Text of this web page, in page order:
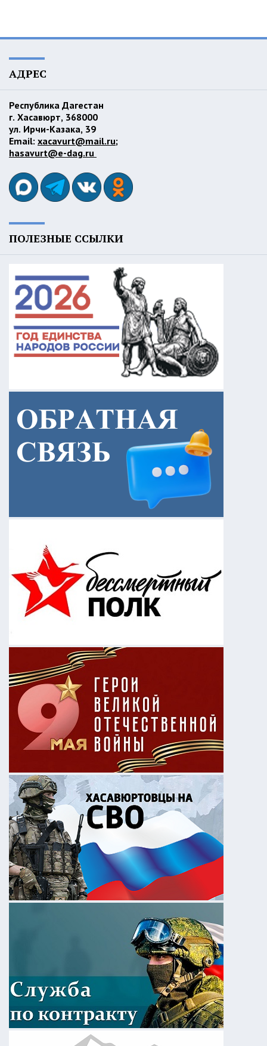
АДРЕС
Республика Дагестан
г. Хасавюрт, 368000
ул. Ирчи-Казака, 39
Email: xacavurt@mail.ru;
hasavurt@e-dag.ru
ПОЛЕЗНЫЕ ССЫЛКИ